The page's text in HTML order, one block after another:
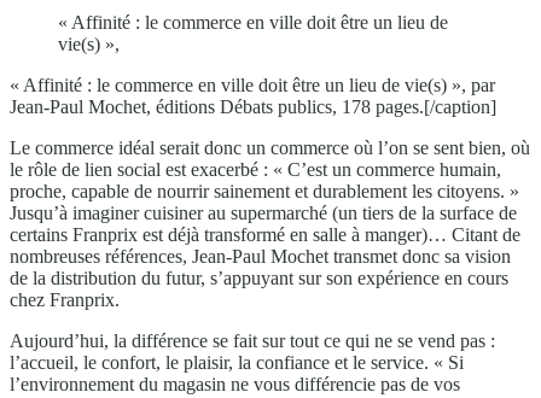
« Affinité : le commerce en ville doit être un lieu de
vie(s) »,
« Affinité : le commerce en ville doit être un lieu de vie(s) », par
Jean-Paul Mochet, éditions Débats publics, 178 pages.[/caption]
Le commerce idéal serait donc un commerce où l’on se sent bien, où
le rôle de lien social est exacerbé : « C’est un commerce humain,
proche, capable de nourrir sainement et durablement les citoyens. »
Jusqu’à imaginer cuisiner au supermarché (un tiers de la surface de
certains Franprix est déjà transformé en salle à manger)… Citant de
nombreuses références, Jean-Paul Mochet transmet donc sa vision
de la distribution du futur, s’appuyant sur son expérience en cours
chez Franprix.
Aujourd’hui, la différence se fait sur tout ce qui ne se vend pas :
l’accueil, le confort, le plaisir, la confiance et le service. « Si
l’environnement du magasin ne vous différencie pas de vos